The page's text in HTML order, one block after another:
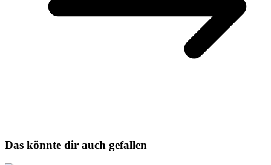
Das könnte dir auch gefallen